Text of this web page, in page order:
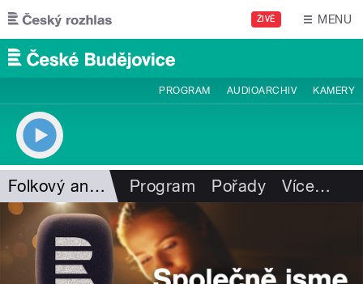
Přejít k hlavnímu obsahu
ŽIVĚ MENU
PROGRAM AUDIOARCHIV KAMERY
Folkový antikvariát Program Pořady Více…